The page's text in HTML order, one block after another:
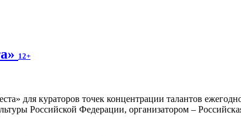
12+
для кураторов точек концентрации талантов
Российской Федерации, организатором –